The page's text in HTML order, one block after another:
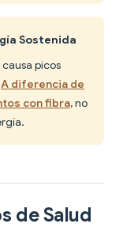
Sostenida
picos
A diferencia de
con fibra, no
de Salud